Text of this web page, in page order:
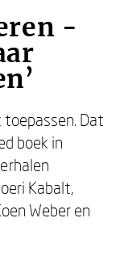
-
Dat
boek in
Kabalt,
Weber en